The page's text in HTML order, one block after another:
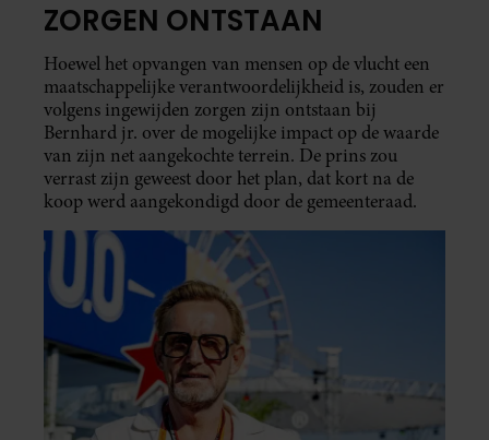
ZORGEN ONTSTAAN
Hoewel het opvangen van mensen op de vlucht een
maatschappelijke verantwoordelijkheid is, zouden er
volgens ingewijden zorgen zijn ontstaan bij
Bernhard jr. over de mogelijke impact op de waarde
van zijn net aangekochte terrein. De prins zou
verrast zijn geweest door het plan, dat kort na de
koop werd aangekondigd door de gemeenteraad.